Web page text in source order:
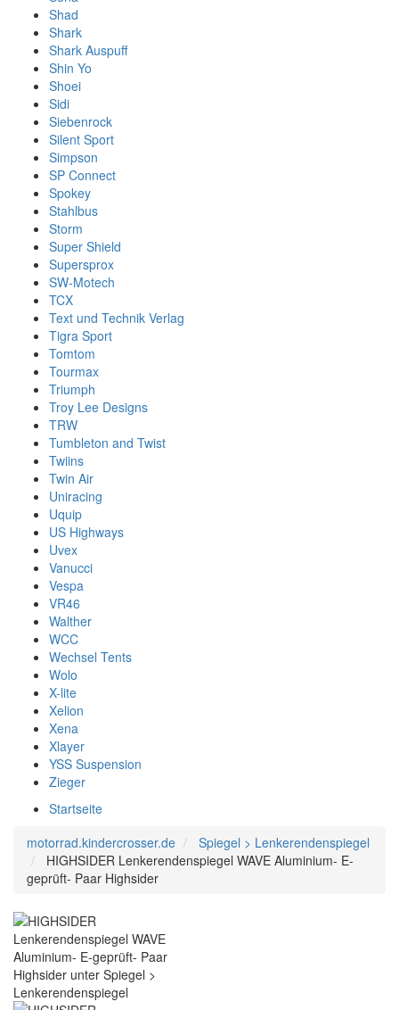
Shad
Shark
Shark Auspuff
Shin Yo
Shoei
Sidi
Siebenrock
Silent Sport
Simpson
SP Connect
Spokey
Stahlbus
Storm
Super Shield
Supersprox
SW-Motech
TCX
Text und Technik Verlag
Tigra Sport
Tomtom
Tourmax
Triumph
Troy Lee Designs
TRW
Tumbleton and Twist
Twiins
Twin Air
Uniracing
Uquip
US Highways
Uvex
Vanucci
Vespa
VR46
Walther
WCC
Wechsel Tents
Wolo
X-lite
Xelion
Xena
Xlayer
YSS Suspension
Zieger
Startseite
motorrad.kindercrosser.de
Spiegel > Lenkerendenspiegel
HIGHSIDER Lenkerendenspiegel WAVE Aluminium- E-
geprüft- Paar Highsider